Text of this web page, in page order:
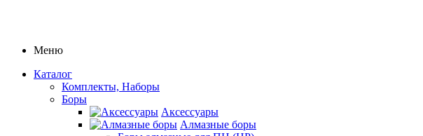
Меню
Каталог
Комплекты, Наборы
Боры
Аксессуары
Алмазные боры